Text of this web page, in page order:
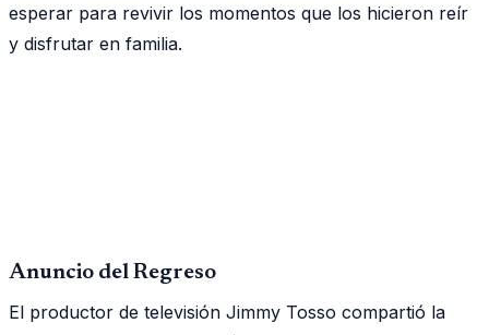
esperar para revivir los momentos que los hicieron reír
y disfrutar en familia.
Anuncio del Regreso
El productor de televisión Jimmy Tosso compartió la